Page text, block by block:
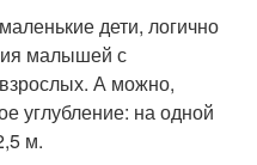
дети, логично
малышей с
А можно,
углубление: на одной
м.